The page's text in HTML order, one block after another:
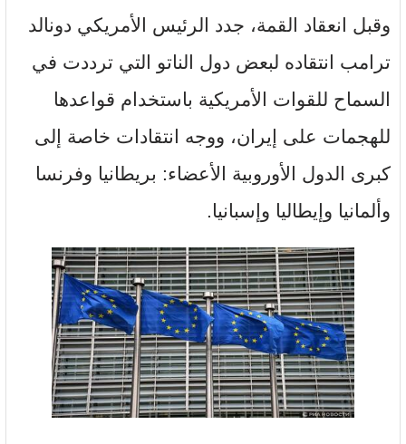
وقبل انعقاد القمة، جدد الرئيس الأمريكي دونالد
ترامب انتقاده لبعض دول الناتو التي ترددت في
السماح للقوات الأمريكية باستخدام قواعدها
للهجمات على إيران، ووجه انتقادات خاصة إلى
كبرى الدول الأوروبية الأعضاء: بريطانيا وفرنسا
وألمانيا وإيطاليا وإسبانيا.